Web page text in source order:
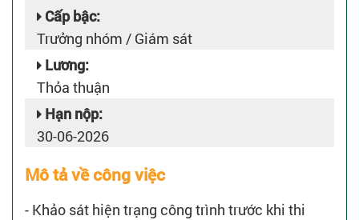
Cấp bậc:
Trưởng nhóm / Giám sát
Lương:
Thỏa thuận
Hạn nộp:
30-06-2026
Mô tả về công việc
- Khảo sát hiện trạng công trình trước khi thi